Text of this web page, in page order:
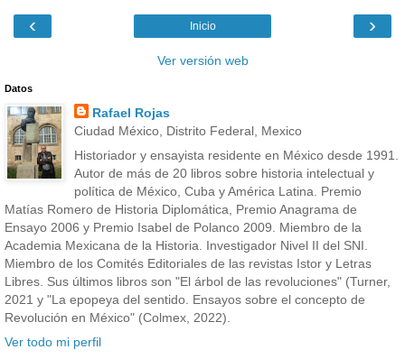
‹ ›
Inicio
Ver versión web
Datos
Rafael Rojas
Ciudad México, Distrito Federal, Mexico
Historiador y ensayista residente en México desde 1991.
Autor de más de 20 libros sobre historia intelectual y
política de México, Cuba y América Latina. Premio
Matías Romero de Historia Diplomática, Premio Anagrama de
Ensayo 2006 y Premio Isabel de Polanco 2009. Miembro de la
Academia Mexicana de la Historia. Investigador Nivel II del SNI.
Miembro de los Comités Editoriales de las revistas Istor y Letras
Libres. Sus últimos libros son "El árbol de las revoluciones" (Turner,
2021 y "La epopeya del sentido. Ensayos sobre el concepto de
Revolución en México" (Colmex, 2022).
Ver todo mi perfil